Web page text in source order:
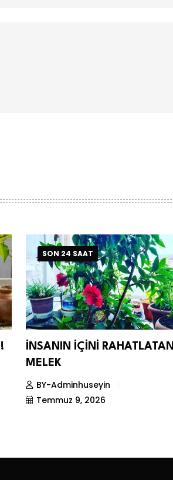
SON 24 SAAT
İNSANIN İÇİNİ RAHATLATAN
MELEK
BY-Adminhuseyin
Temmuz 9, 2026